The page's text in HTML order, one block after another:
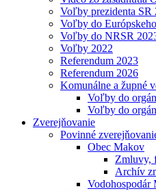
Voľby prezidenta SR
Voľby do
Voľby do NRSR
Voľby 2022
Referendum 2023
Referendum 2026
Komunálne a župné
Voľby do
Voľby do
Zverejňovanie
Povinné
Obec Makov
Zmluvy,
Archív
Vodohospodár